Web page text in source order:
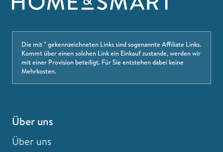
Die mit * gekennzeichneten Links sind sogenannte Affiliate Links.
Kommt über einen solchen Link ein Einkauf zustande, werden wir
mit einer Provision beteiligt. Für Sie entstehen dabei keine
Mehrkosten.
Über uns
Über uns